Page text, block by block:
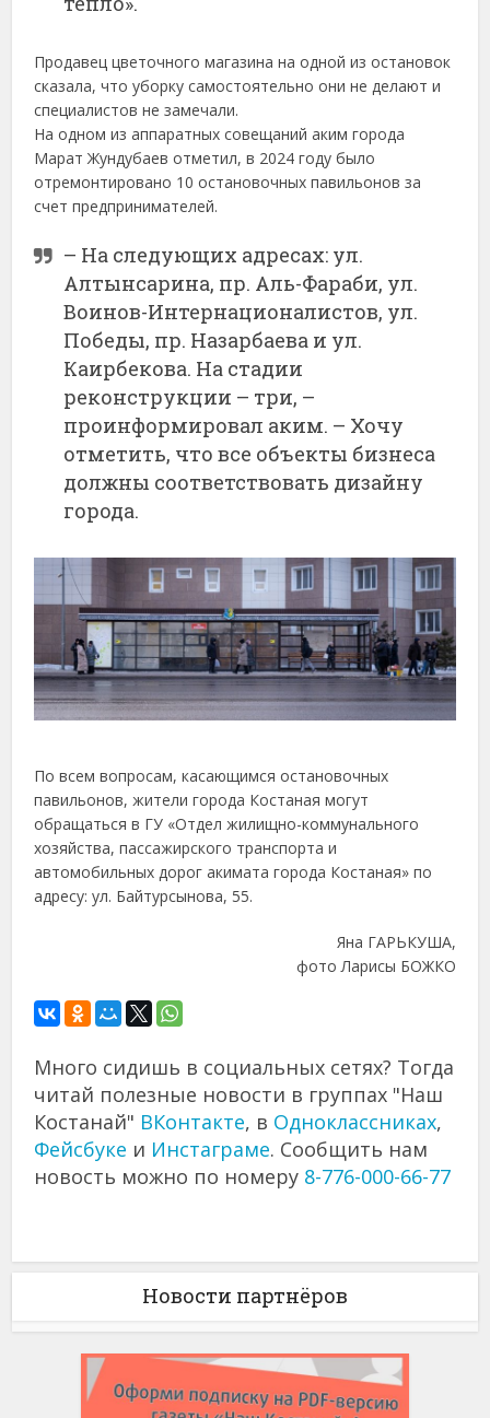
Продавец цветочного магазина на одной из остановок
сказала, что уборку самостоятельно они не делают и
специалистов не замечали.
На одном из аппаратных совещаний аким города
Марат Жундубаев отметил, в 2024 году было
отремонтировано 10 остановочных павильонов за
счет предпринимателей.
– На следующих адресах: ул.
Алтынсарина, пр. Аль-Фараби, ул.
Воинов-Интернационалистов, ул.
Победы, пр. Назарбаева и ул.
Каирбекова. На стадии
реконструкции – три, –
проинформировал аким. – Хочу
отметить, что все объекты бизнеса
должны соответствовать дизайну
города.
По всем вопросам, касающимся остановочных
павильонов, жители города Костаная могут
обращаться в ГУ «Отдел жилищно-коммунального
хозяйства, пассажирского транспорта и
автомобильных дорог акимата города Костаная» по
адресу: ул. Байтурсынова, 55.
Яна ГАРЬКУША,
фото Ларисы БОЖКО
Много сидишь в социальных сетях? Тогда
читай полезные новости в группах "Наш
Костанай" ВКонтакте, в Одноклассниках,
Фейсбуке и Инстаграме. Сообщить нам
новость можно по номеру 8-776-000-66-77
Новости партнёров